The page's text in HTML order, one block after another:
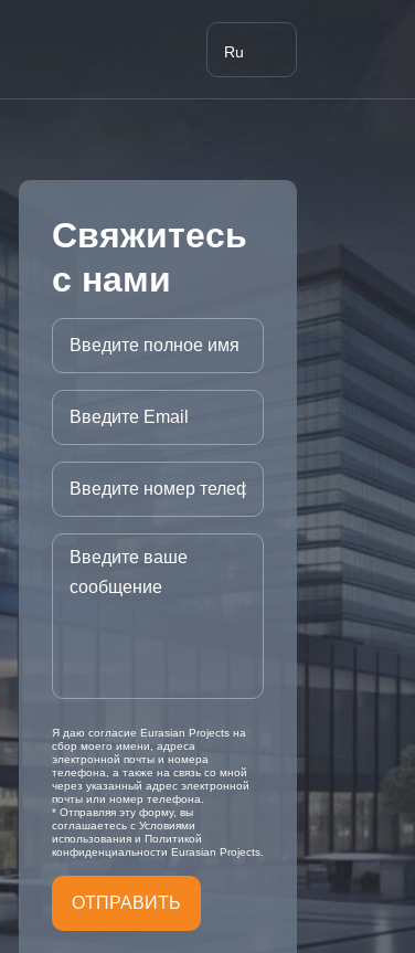
Ru
Свяжитесь
с нами
Я даю согласие Eurasian Projects на
сбор моего имени, адреса
электронной почты и номера
телефона, а также на связь со мной
через указанный адрес электронной
почты или номер телефона.
* Отправляя эту форму, вы
соглашаетесь с Условиями
использования и Политикой
конфиденциальности Eurasian Projects.